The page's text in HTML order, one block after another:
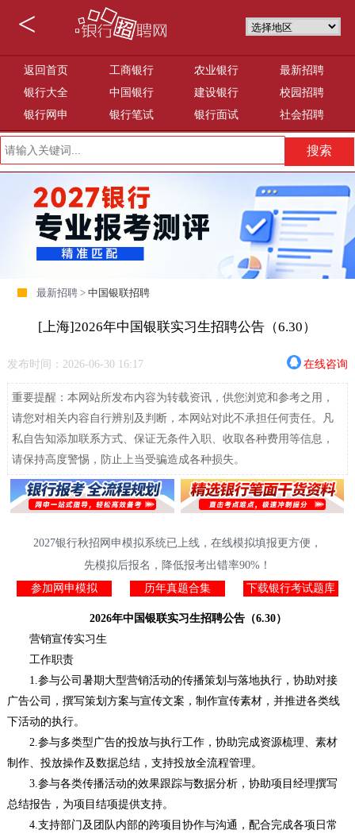
<
返回首页 工商银行 农业银行
最新招聘
银行大全
中国银行 建设银行
校园招聘
银行网申
银行笔试 银行面试 社会招聘
最新招聘 >中国银联招聘
[上海]2026年中国银联实习生招聘公告（6.30）
发布时间：2026-06-30 16:17 在线咨询
重要提醒：本网站所发布内容为转载资讯，供您浏览和参考之用，
请您对相关内容自行辨别及判断，本网站对此不承担任何责任。凡
私自告知添加联系方式、保证无条件入职、收取各种费用等信息，
请保持高度警惕，防止上当受骗造成各种损失。
2027银行秋招网申模拟系统已上线，在线模拟填报更方便，
先模拟后报名，降低报考出错率90%！
参加网申模拟
历年真题合集 下载银行考试题库
2026年中国银联实习生招聘公告（6.30）
营销宣传实习生
工作职责
1.参与公司暑期大型营销活动的传播策划与落地执行，协助对接
广告公司，撰写策划方案与宣传文案，制作宣传素材，并推进各类线
下活动的执行。
2.参与多类型广告的投放与执行工作，协助完成资源梳理、素材
制作、投放操作及数据总结，支持投放全流程管理。
3.参与各类传播活动的效果跟踪与数据分析，协助项目经理撰写
总结报告，为项目结项提供支持。
4.支持部门及团队内部的跨项目协作与沟通，配合完成各项日常